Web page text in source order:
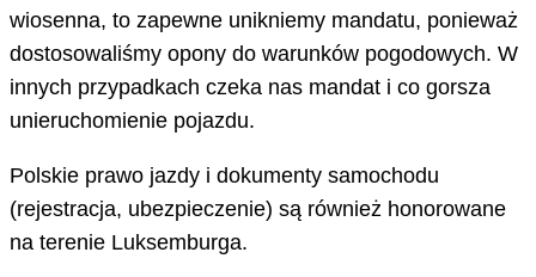
wiosenna, to zapewne unikniemy mandatu, ponieważ
dostosowaliśmy opony do warunków pogodowych. W
innych przypadkach czeka nas mandat i co gorsza
unieruchomienie pojazdu.
Polskie prawo jazdy i dokumenty samochodu
(rejestracja, ubezpieczenie) są również honorowane
na terenie Luksemburga.